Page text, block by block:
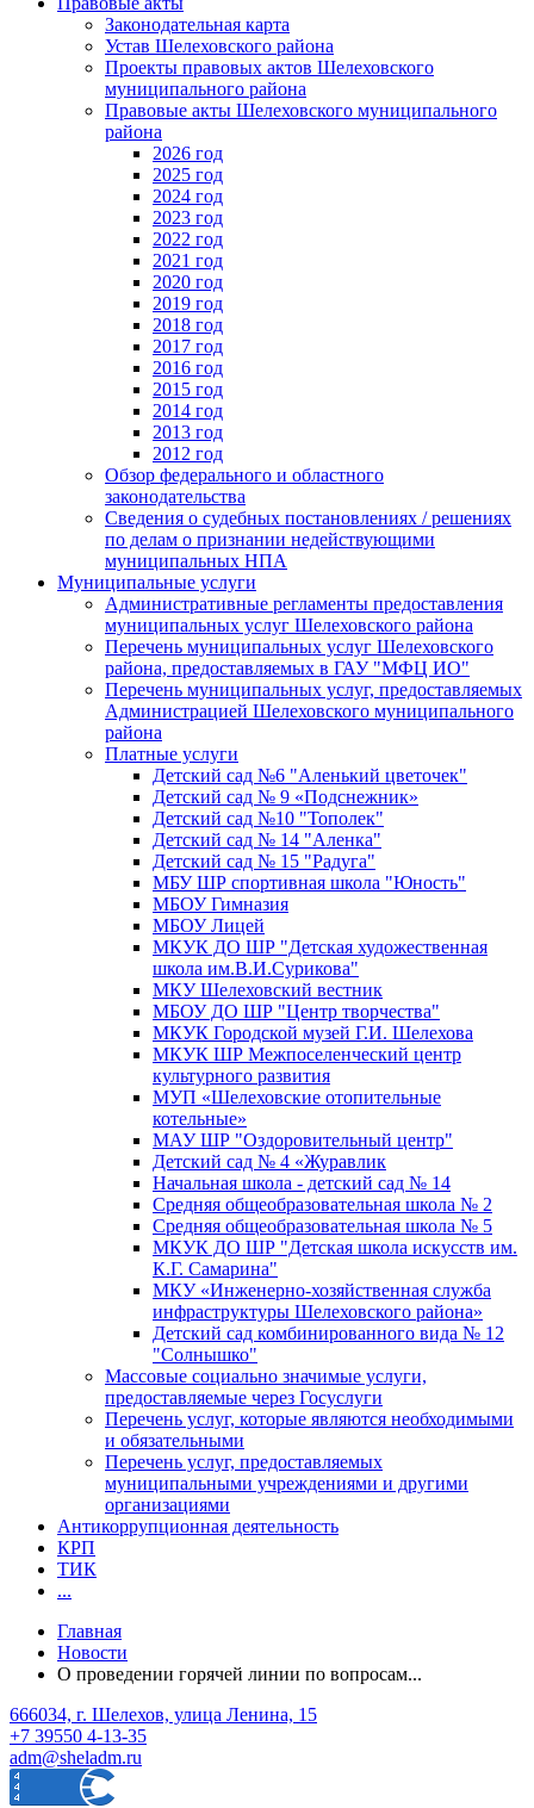
Законодательная карта
Устав Шелеховского района
Проекты правовых актов Шелеховского
муниципального района
Правовые акты Шелеховского муниципального
района
2026 год
2025 год
2024 год
2023 год
2022 год
2021 год
2020 год
2019 год
2018 год
2017 год
2016 год
2015 год
2014 год
2013 год
2012 год
Обзор федерального и областного
законодательства
Сведения о судебных постановлениях / решениях
по делам о признании недействующими
муниципальных НПА
Муниципальные услуги
Административные регламенты предоставления
муниципальных услуг Шелеховского района
Перечень муниципальных услуг Шелеховского
района, предоставляемых в ГАУ "МФЦ ИО"
Перечень муниципальных услуг, предоставляемых
Администрацией Шелеховского муниципального
района
Платные услуги
Детский сад №6 "Аленький цветочек"
Детский сад № 9 «Подснежник»
Детский сад №10 "Тополек"
Детский сад № 14 "Аленка"
Детский сад № 15 "Радуга"
МБУ ШР спортивная школа "Юность"
МБОУ Гимназия
МБОУ Лицей
МКУК ДО ШР "Детская художественная
школа им.В.И.Сурикова"
МКУ Шелеховский вестник
МБОУ ДО ШР "Центр творчества"
МКУК Городской музей Г.И. Шелехова
МКУК ШР Межпоселенческий центр
культурного развития
МУП «Шелеховские отопительные
котельные»
МАУ ШР "Оздоровительный центр"
Детский сад № 4 «Журавлик
Начальная школа - детский сад № 14
Средняя общеобразовательная школа № 2
Средняя общеобразовательная школа № 5
МКУК ДО ШР "Детская школа искусств им.
К.Г. Самарина"
МКУ «Инженерно-хозяйственная служба
инфраструктуры Шелеховского района»
Детский сад комбинированного вида № 12
"Солнышко"
Массовые социально значимые услуги,
предоставляемые через Госуслуги
Перечень услуг, которые являются необходимыми
и обязательными
Перечень услуг, предоставляемых
муниципальными учреждениями и другими
организациями
Антикоррупционная деятельность
КРП
ТИК
...
Главная
Новости
О проведении горячей линии по вопросам...
666034, г. Шелехов, улица Ленина, 15
+7 39550 4-13-35
adm@sheladm.ru